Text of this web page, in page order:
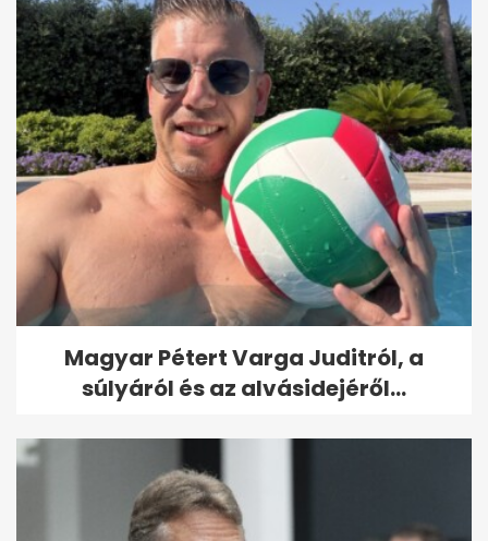
Magyar Pétert Varga Juditról, a
súlyáról és az alvásidejéről...